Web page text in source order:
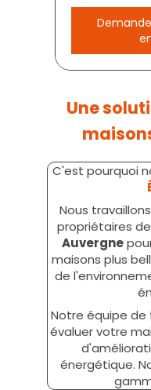
Une
C'est pourquoi
Nous
propriétaires
Auvergne
maisons plus
de
Notre équipe de
évaluer votre
énergétique.